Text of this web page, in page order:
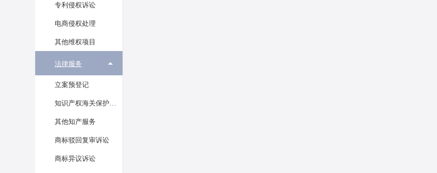
专利侵权诉讼
电商侵权处理
其他维权项目
法律服务
立案预登记
知识产权海关保护备案
其他知产服务
商标驳回复审诉讼
商标异议诉讼